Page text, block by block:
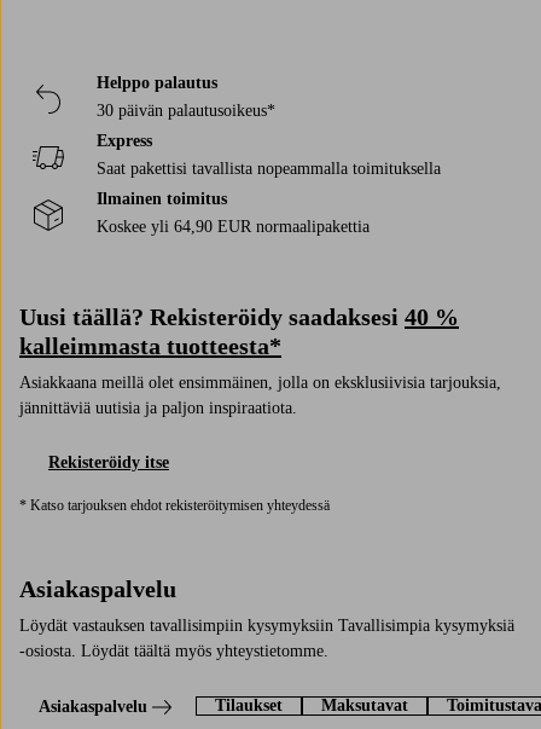
Helppo palautus
30 päivän palautusoikeus*
Express
Saat pakettisi tavallista nopeammalla toimituksella
Ilmainen toimitus
Koskee yli 64,90 EUR normaalipakettia
Uusi täällä? Rekisteröidy saadaksesi 40 %
kalleimmasta tuotteesta*
Asiakkaana meillä olet ensimmäinen, jolla on eksklusiivisia tarjouksia,
jännittäviä uutisia ja paljon inspiraatiota.
Rekisteröidy itse
* Katso tarjouksen ehdot rekisteröitymisen yhteydessä
Asiakaspalvelu
Löydät vastauksen tavallisimpiin kysymyksiin Tavallisimpia kysymyksiä
-osiosta. Löydät täältä myös yhteystietomme.
Asiakaspalvelu Tilaukset Maksutavat